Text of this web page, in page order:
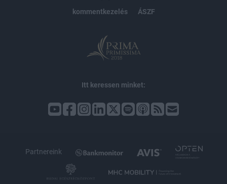
kommentkezelés
ÁSZF
Itt keressen minket:
Partnereink